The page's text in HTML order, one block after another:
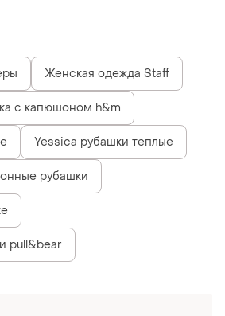
Женская одежда Staff
с капюшоном h&m
Yessica рубашки теплые
рубашки
pull&bear